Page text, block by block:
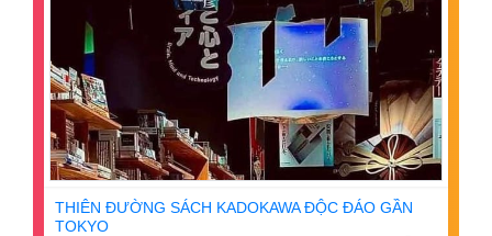
THIÊN ĐƯỜNG SÁCH KADOKAWA ĐỘC ĐÁO GẦN
TOKYO